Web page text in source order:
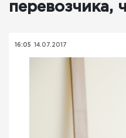
перевозчика,
16:05 14.07.2017